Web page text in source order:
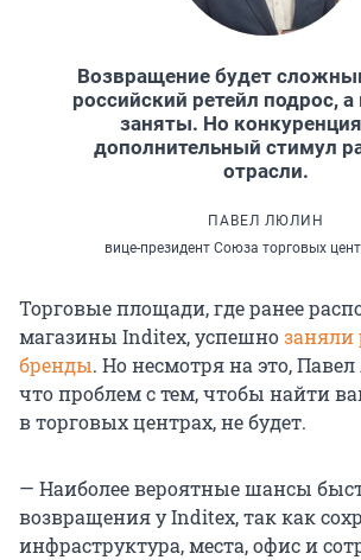
Возвращение будет
российский ретейл подрос,
заняты. Но
дополнительный стимул
отрасли.
ПАВЕЛ ЛЮЛИН
вице-президент Союза торговых
Торговые площади, где ранее
магазины Inditex, успешнозаняли
бренды. Но несмотря на это,
что проблем с тем, чтобы найти
в торговых центрах, не будет.
— Наиболее вероятные шансы
возвращения у Inditex, так как
инфраструктура, места, офис и